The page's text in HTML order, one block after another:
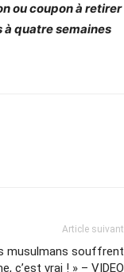
ou coupon à retirer
à quatre semaines
Article suivant
musulmans souffrent
c’est vrai ! » – VIDEO